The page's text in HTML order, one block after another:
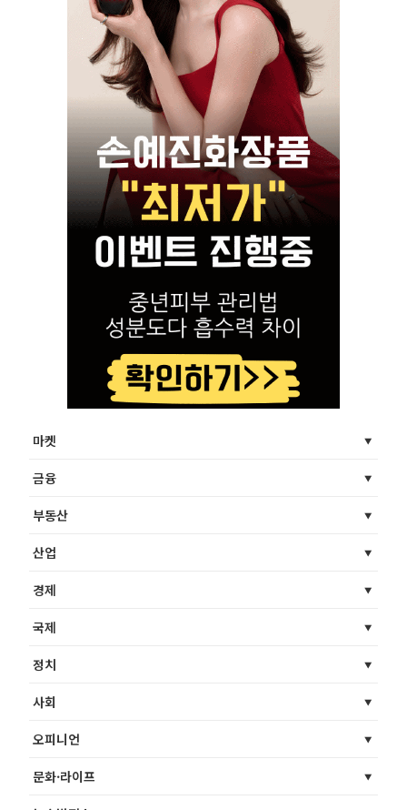
마켓
금융
부동산
산업
경제
국제
정치
사회
오피니언
문화·라이프